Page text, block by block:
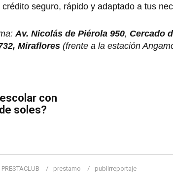
seguro, rápido y adaptado a tus
Av. Nicolás de Piérola 950, Cercado
Miraflores (frente a la estación
con
soles?
PRESTACLUB prestamo publirreportaje